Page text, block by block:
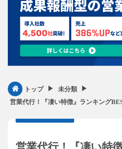
トップ ▶︎ 未分類 ▶︎
営業代行！『凄い特徴』ランキング